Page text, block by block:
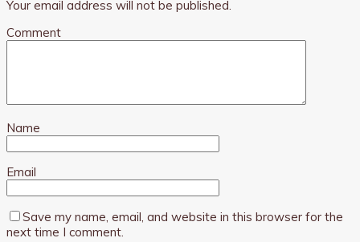
Your email address will not be published.
Comment
Name
Email
Save my name, email, and website in this browser for the
next time I comment.